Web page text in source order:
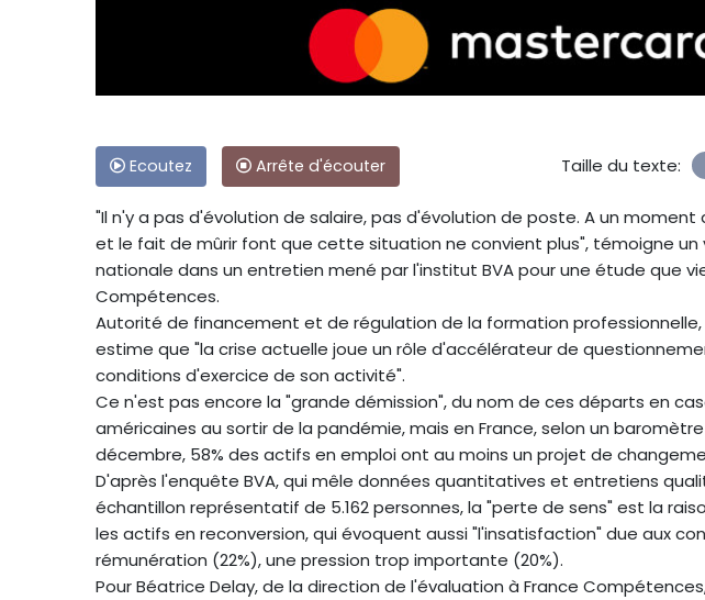
Ecoutez Arrête d'écouter Taille du texte:
"Il n'y a pas d'évolution de salaire, pas d'évolution de poste. A un
et le fait de mûrir font que cette situation ne convient plus", témoigne un
nationale dans un entretien mené par l'institut BVA pour une étude que
Compétences.
Autorité de financement et de régulation de la formation
estime que "la crise actuelle joue un rôle d'accélérateur de
conditions d'exercice de son activité".
Ce n'est pas encore la "grande démission", du nom de ces départs en
américaines au sortir de la pandémie, mais en France, selon un
décembre, 58% des actifs en emploi ont au moins un projet de
D'après l'enquête BVA, qui mêle données quantitatives et entretiens
échantillon représentatif de 5.162 personnes, la "perte de sens" est la
les actifs en reconversion, qui évoquent aussi "l'insatisfaction" due aux
rémunération (22%), une pression trop importante (20%).
Pour Béatrice Delay, de la direction de l'évaluation à France